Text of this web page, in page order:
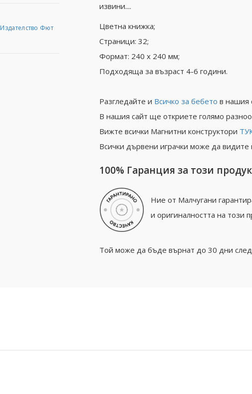
Издателство Фют
извини....
Цветна книжка;
Страници: 32;
Формат: 240 х 240 мм;
Подходяща за възраст 4-6 години.
Разгледайте и Всичко за бебето в нашия
В нашия сайт ще откриете голямо
Вижте всички Магнитни конструктори
Всички дървени играчки може да видите
100% Гаранция за този
Ние от Малчугани
и оригиналността на този
Той може да бъде върнат до 30 дни след